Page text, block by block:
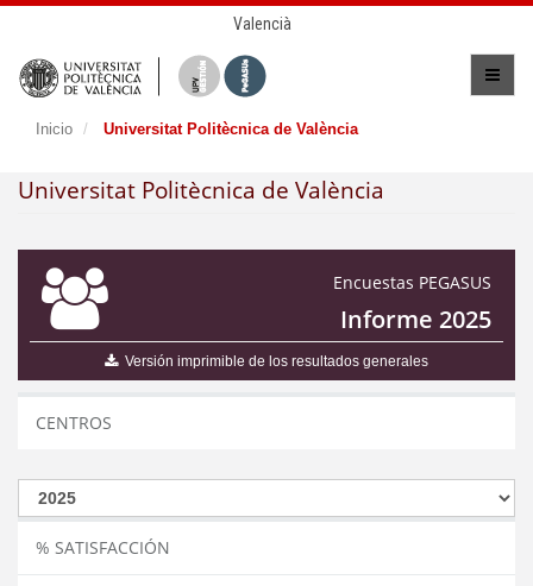
Valencià
Inicio Universitat Politècnica de València
Universitat Politècnica de València
Encuestas PEGASUS
Informe 2025
Versión imprimible de los resultados generales
CENTROS
% SATISFACCIÓN